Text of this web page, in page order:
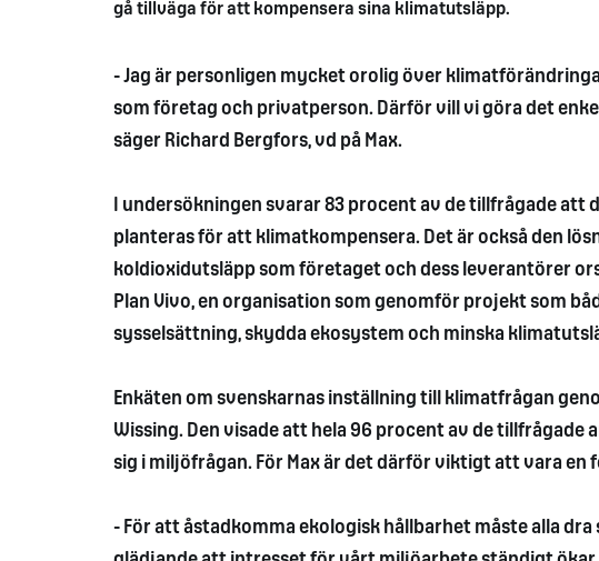
gå tillväga för att kompensera sina klimatutsläpp.
- Jag är personligen mycket orolig över
som företag och privatperson. Därför vill vi göra det
säger Richard Bergfors, vd på Max.
I undersökningen svarar 83 procent av de tillfrågade att
planteras för att klimatkompensera. Det är också den
koldioxidutsläpp som företaget och dess leverantörer
Plan Vivo, en organisation som genomför projekt som
sysselsättning, skydda ekosystem och minska
Enkäten om svenskarnas inställning till klimatfrågan
Wissing. Den visade att hela 96 procent av de
sig i miljöfrågan. För Max är det därför viktigt att vara
- För att åstadkomma ekologisk hållbarhet måste alla